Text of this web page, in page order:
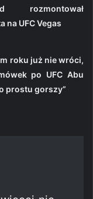
rozmontował
na UFC Vegas
roku już nie wróci,
po UFC Abu
prostu gorszy”